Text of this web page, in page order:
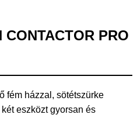
PRO
fém házzal, sötétszürke
eszközt gyorsan és